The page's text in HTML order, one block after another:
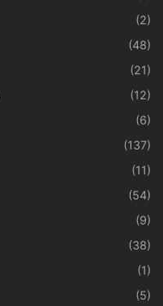
(2)
(48)
(21)
(12)
(6)
(137)
(11)
(54)
(9)
(38)
(1)
(5)